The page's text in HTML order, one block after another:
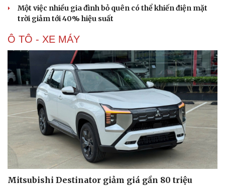
Văn hóa
Sân khấu - Điện ảnh
Văn học
Âm nhạc
Di sản
Thời trang
Sao Việt
Một việc nhiều gia đình bỏ quên có thể khiến điện mặt
trời giảm tới 40% hiệu suất
Ô TÔ - XE MÁY
Mitsubishi Destinator giảm giá gần 80 triệu